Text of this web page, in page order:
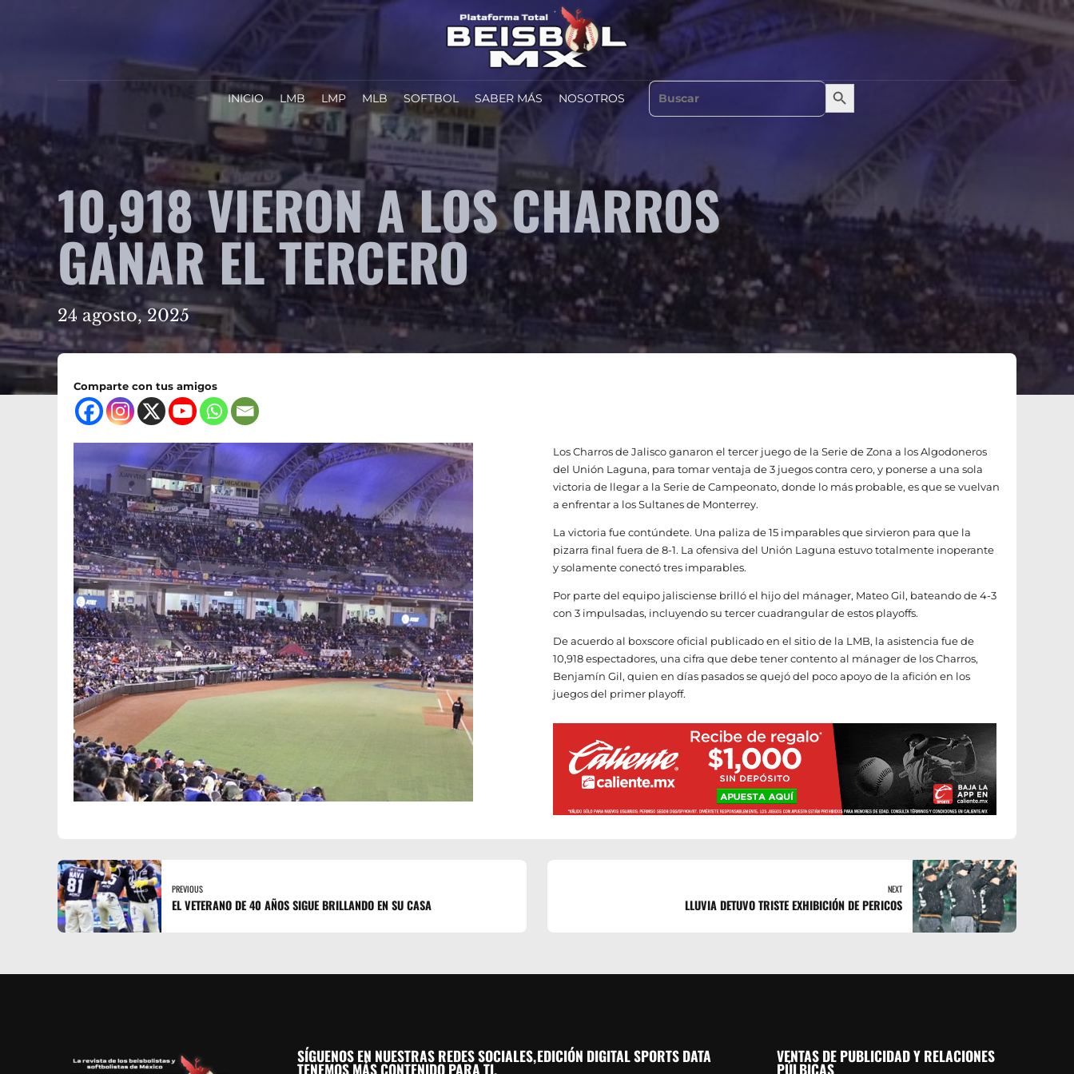
INICIO LMB LMP MLB SOFTBOL SABER MÁS NOSOTROS
Search Search Button
10,918 VIERON A LOS CHARROS
GANAR EL TERCERO
24 agosto, 2025
Comparte con tus amigos
Los Charros de Jalisco ganaron el tercer juego de la Serie de Zona a los Algodoneros
del Unión Laguna, para tomar ventaja de 3 juegos contra cero, y ponerse a una sola
victoria de llegar a la Serie de Campeonato, donde lo más probable, es que se vuelvan
a enfrentar a los Sultanes de Monterrey.
La victoria fue contúndete. Una paliza de 15 imparables que sirvieron para que la
pizarra final fuera de 8-1. La ofensiva del Unión Laguna estuvo totalmente inoperante
y solamente conectó tres imparables.
Por parte del equipo jalisciense brilló el hijo del mánager, Mateo Gil, bateando de 4-3
con 3 impulsadas, incluyendo su tercer cuadrangular de estos playoffs.
De acuerdo al boxscore oficial publicado en el sitio de la LMB, la asistencia fue de
10,918 espectadores, una cifra que debe tener contento al mánager de los Charros,
Benjamín Gil, quien en días pasados se quejó del poco apoyo de la afición en los
juegos del primer playoff.
PREVIOUS
EL VETERANO DE 40 AÑOS SIGUE BRILLANDO EN SU CASA
NEXT
LLUVIA DETUVO TRISTE EXHIBICIÓN DE PERICOS
SÍGUENOS EN NUESTRAS REDES SOCIALES,
TENEMOS MÁS CONTENIDO PARA TI.
EDICIÓN DIGITAL SPORTS DATA VENTAS DE PUBLICIDAD Y RELACIONES
PÚLBICAS